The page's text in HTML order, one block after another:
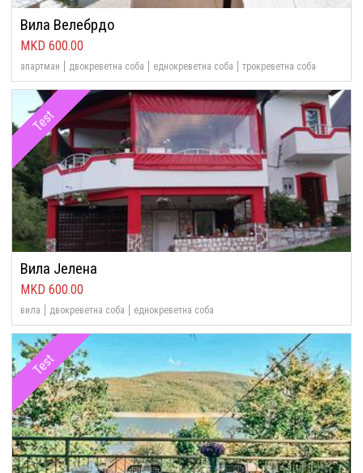
Вила Велебрдо
600.00
апартман двокреветна соба еднокреветна соба трокреветна соба
Test
Вила Јелена
600.00
вила двокреветна соба еднокреветна соба
Test